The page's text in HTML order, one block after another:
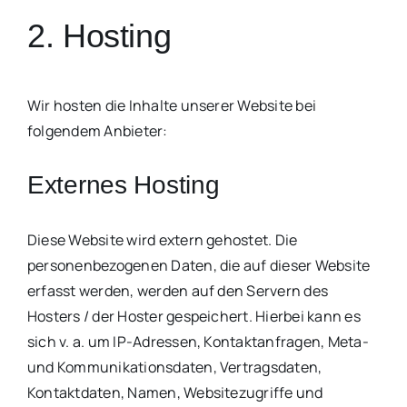
2. Hosting
Wir hosten die Inhalte unserer Website bei
folgendem Anbieter:
Externes Hosting
Diese Website wird extern gehostet. Die
personenbezogenen Daten, die auf dieser Website
erfasst werden, werden auf den Servern des
Hosters / der Hoster gespeichert. Hierbei kann es
sich v. a. um IP-Adressen, Kontaktanfragen, Meta-
und Kommunikationsdaten, Vertragsdaten,
Kontaktdaten, Namen, Websitezugriffe und